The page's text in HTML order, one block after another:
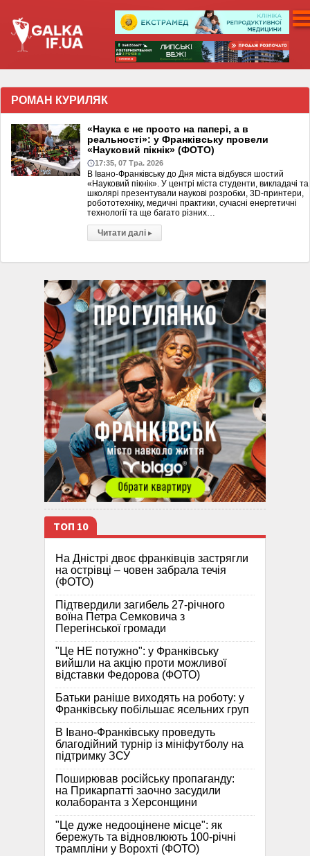
РОМАН КУРИЛЯК
«Наука є не просто на папері, а в
реальності»: у Франківську провели
«Науковий пікнік» (ФОТО)
17:35, 07 Тра. 2026
В Івано-Франківську до Дня міста відбувся шостий
«Науковий пікнік». У центрі міста студенти, викладачі та
школярі презентували наукові розробки, 3D-принтери,
робототехніку, медичні практики, сучасні енергетичні
технології та ще багато різних…
Читати далі ▸
ТОП 10
На Дністрі двоє франківців застрягли
на острівці – човен забрала течія
(ФОТО)
Підтвердили загибель 27-річного
воїна Петра Семковича з
Перегінської громади
"Це НЕ потужно": у Франківську
вийшли на акцію проти можливої
відставки Федорова (ФОТО)
Батьки раніше виходять на роботу: у
Франківську побільшає ясельних груп
В Івано-Франківську проведуть
благодійний турнір із мініфутболу на
підтримку ЗСУ
Поширював російську пропаганду:
на Прикарпатті заочно засудили
колаборанта з Херсонщини
"Це дуже недооцінене місце": як
бережуть та відновлюють 100-річні
трампліни у Ворохті (ФОТО)